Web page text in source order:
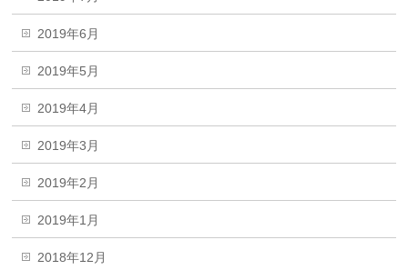
2019年6月
2019年5月
2019年4月
2019年3月
2019年2月
2019年1月
2018年12月